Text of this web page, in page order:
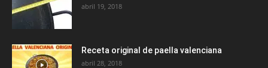
abril 19, 2018
Receta original de paella valenciana
abril 28, 2018